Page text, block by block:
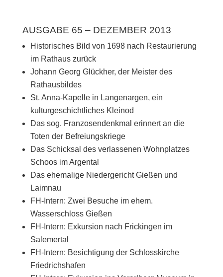
AUSGABE 65 – DEZEMBER 2013
Historisches Bild von 1698 nach Restaurierung
im Rathaus zurück
Johann Georg Glückher, der Meister des
Rathausbildes
St. Anna-Kapelle in Langenargen, ein
kulturgeschichtliches Kleinod
Das sog. Franzosendenkmal erinnert an die
Toten der Befreiungskriege
Das Schicksal des verlassenen Wohnplatzes
Schoos im Argental
Das ehemalige Niedergericht Gießen und
Laimnau
FH-Intern: Zwei Besuche im ehem.
Wasserschloss Gießen
FH-Intern: Exkursion nach Frickingen im
Salemertal
FH-Intern: Besichtigung der Schlosskirche
Friedrichshafen